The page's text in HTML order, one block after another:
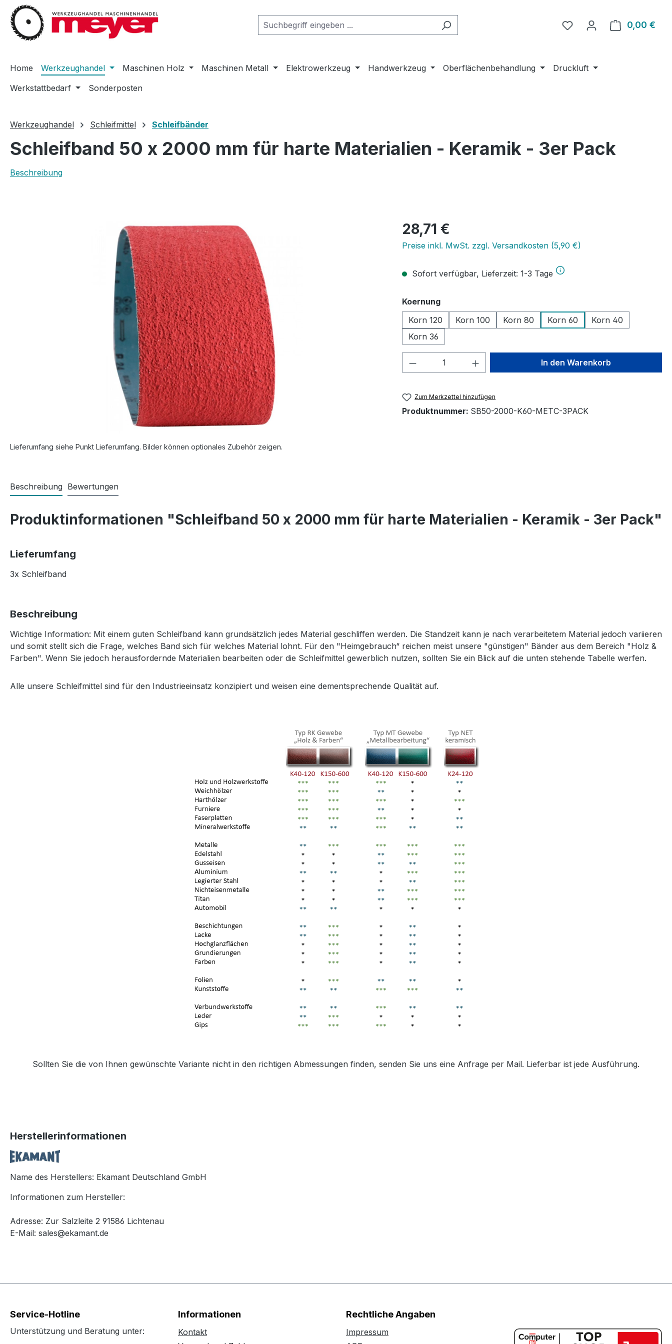
Hauptinhalt springen
Zur Suche springen
Zur Hauptnavigation springen
Du hast 0 Produkte auf
0,00 €
Home Werkzeughandel Maschinen Holz Maschinen Metall Elektrowerkzeug Handwerkzeug Oberflächenbehandlung
Druckluft
Werkstattbedarf
Sonderposten
Werkzeughandel Schleifmittel Schleifbänder
Schleifband 50 x 2000 mm für harte Materialien - Keramik - 3er Pack
Beschreibung
Lieferumfang siehe Punkt Lieferumfang. Bilder können optionales Zubehör zeigen.
Regulärer Preis:
28,71 €
Preise inkl. MwSt. zzgl. Versandkosten (5,90 €)
Sofort verfügbar, Lieferzeit: 1-3 Tage
Koernungauswählen
Korn 120
Korn 100 Korn 80 Korn 60
Korn 40
Korn 36
Produkt Anzahl: Gib den gewünschten Wert
In den Warenkorb
Zum Merkzettel hinzufügen
Produktnummer: SB50-2000-K60-METC-3PACK
Beschreibung Bewertungen
Produktinformationen "Schleifband 50 x 2000 mm für harte Materialien - Keramik - 3er Pack"
Lieferumfang
3x Schleifband
Beschreibung
Wichtige Information: Mit einem guten Schleifband kann grundsätzlich jedes Material geschliffen werden. Die Standzeit kann je nach verarbeitetem Material jedoch variieren
und somit stellt sich die Frage, welches Band sich für welches Material lohnt. Für den "Heimgebrauch“ reichen meist unsere "günstigen" Bänder aus dem Bereich "Holz &
Farben". Wenn Sie jedoch herausfordernde Materialien bearbeiten oder die Schleifmittel gewerblich nutzen, sollten Sie ein Blick auf die unten stehende Tabelle werfen.
Alle unsere Schleifmittel sind für den Industrieeinsatz konzipiert und weisen eine dementsprechende Qualität auf.
Sollten Sie die von Ihnen gewünschte Variante nicht in den richtigen Abmessungen finden, senden Sie uns eine Anfrage per Mail. Lieferbar ist jede Ausführung.
Herstellerinformationen
Name des Herstellers: Ekamant Deutschland GmbH
Informationen zum Hersteller:
Adresse: Zur Salzleite 2 91586 Lichtenau
E-Mail: sales@ekamant.de
Service-Hotline
Unterstützung und Beratung unter:
Informationen
Kontakt
Rechtliche Angaben
Impressum